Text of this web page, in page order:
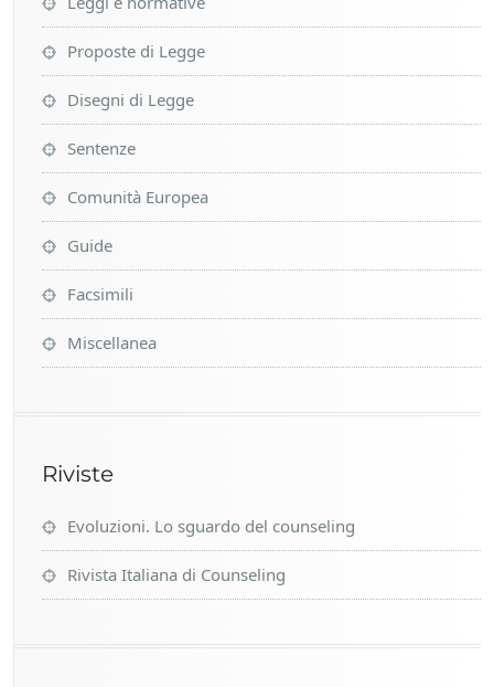
i
g
Proposte di Legge
Disegni di Legge
Sentenze
Comunità Europea
Guide
Facsimili
Miscellanea
Riviste
Evoluzioni. Lo sguardo del counseling
Rivista Italiana di Counseling